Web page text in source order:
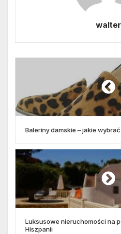
walter
Baleriny damskie – jakie wybrać
Luksusowe nieruchomości na
Hiszpanii